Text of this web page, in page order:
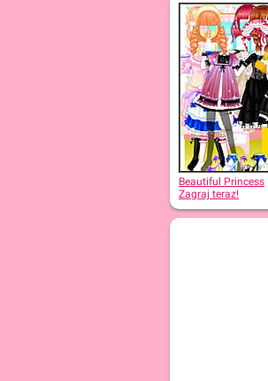
Beautiful Princess
Zagraj teraz!